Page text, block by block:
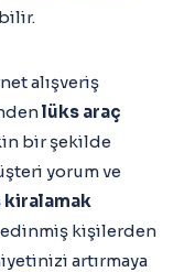
alışveriş
lüks araç
bir şekilde
yorum ve
kiralamak
kişilerden
artırmaya